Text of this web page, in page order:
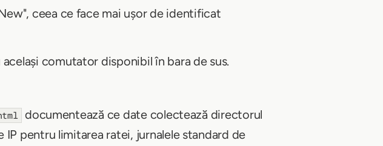
ceea ce face mai ușor de identificat
comutator disponibil în bara de sus.
documentează ce date colectează directorul
pentru limitarea ratei, jurnalele standard de